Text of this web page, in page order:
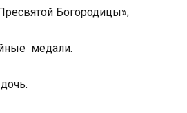
Богородицы»;
медали.